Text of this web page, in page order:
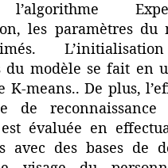
les paramètres du
du modèle se fait en
K-means.. De plus,
de reconnaissance
évaluée en
avec des bases de